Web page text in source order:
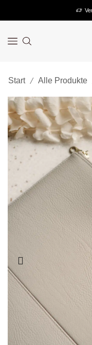
Start / Alle Produkte